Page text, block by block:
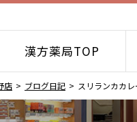
漢方薬局TOP
店 ブログ日記 スリランカカレ